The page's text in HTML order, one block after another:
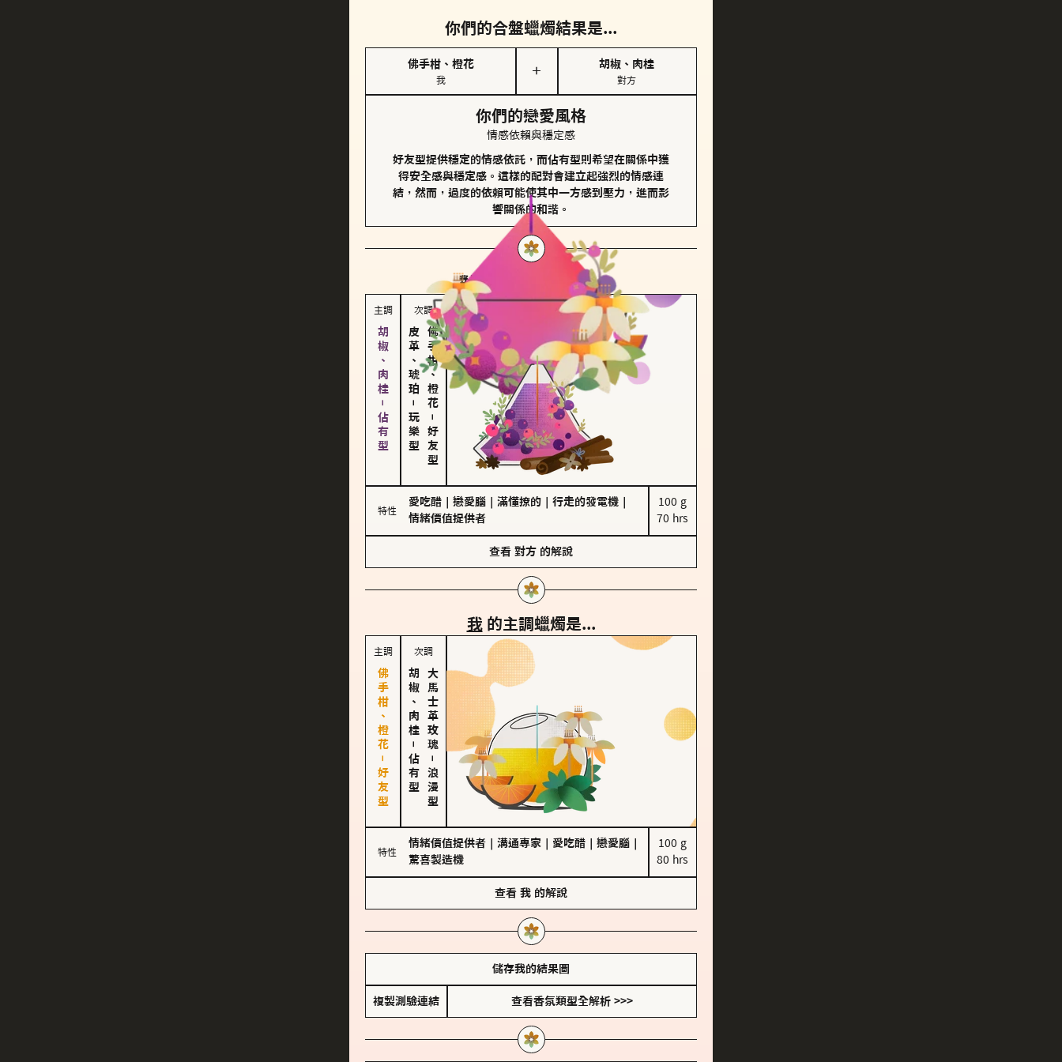
你們的合盤蠟燭結果是...
佛手柑、橙花
我
＋
胡椒、肉桂
對方
你們的戀愛風格
情感依賴與穩定感
好友型提供穩定的情感依託，而佔有型則希望在關係中獲
得安全感與穩定感。這樣的配對會建立起強烈的情感連
結，然而，過度的依賴可能使其中一方感到壓力，進而影
響關係的和諧。
對方 的主調蠟燭是...
主調
胡椒、肉桂－佔有型
次調
皮革、琥珀
－
玩樂型
佛手柑、橙花
－
好友型
特性
愛吃醋 戀愛腦 滿懂撩的 行走的發電機
情緒價值提供者
100 g
70 hrs
查看 對方 的解說
我 的主調蠟燭是...
主調
佛手柑、橙花－好友型
次調
胡椒、肉桂
－
佔有型
大馬士革玫瑰
－
浪漫型
特性
情緒價值提供者 溝通專家 愛吃醋 戀愛腦
驚喜製造機
100 g
80 hrs
查看 我 的解說
儲存我的結果圖
複製測驗連結 查看香氛類型全解析 >>>